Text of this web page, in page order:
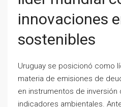
innovaciones
sostenibles
Uruguay se posicionó como
materia de emisiones de
en instrumentos de inversión
indicadores ambientales.